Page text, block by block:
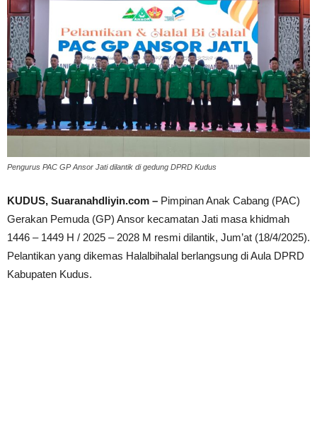
Pengurus PAC GP Ansor Jati dilantik di gedung DPRD Kudus
KUDUS, Suaranahdliyin.com – Pimpinan Anak Cabang (PAC)
Gerakan Pemuda (GP) Ansor kecamatan Jati masa khidmah
1446 – 1449 H / 2025 – 2028 M resmi dilantik, Jum’at (18/4/2025).
Pelantikan yang dikemas Halalbihalal berlangsung di Aula DPRD
Kabupaten Kudus.